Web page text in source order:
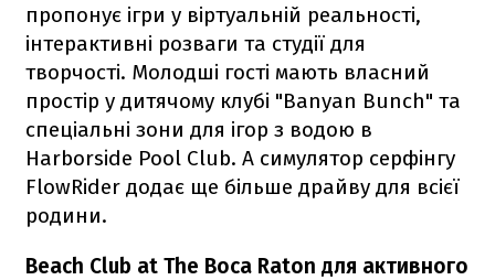
пропонує ігри у віртуальній реальності,
інтерактивні розваги та студії для
творчості. Молодші гості мають власний
простір у дитячому клубі "Banyan Bunch" та
спеціальні зони для ігор з водою в
Harborside Pool Club. А симулятор серфінгу
FlowRider додає ще більше драйву для всієї
родини.
Beach Club at The Boca Raton для активного